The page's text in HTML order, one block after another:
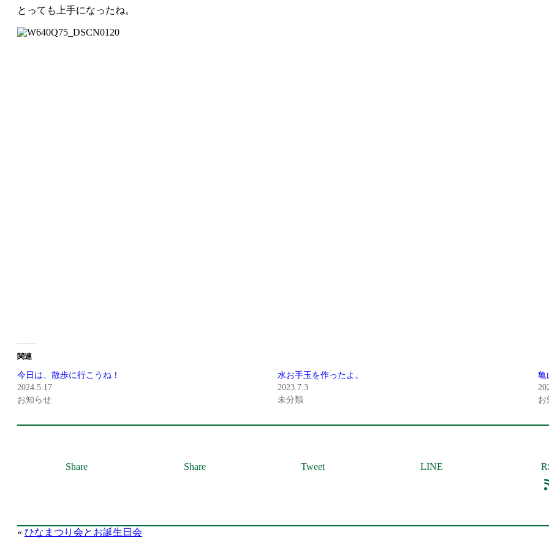
とっても上手になったね。
関連
今日は、散歩に行こうね！
2024.5.17
お知らせ
水お手玉を作ったよ。
2023.7.3
未分類
亀
お
Share Share Tweet LINE
« ひなまつり会とお誕生日会